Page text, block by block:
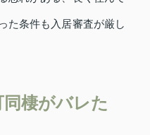
た条件も入居審査が厳し
棲がバレた